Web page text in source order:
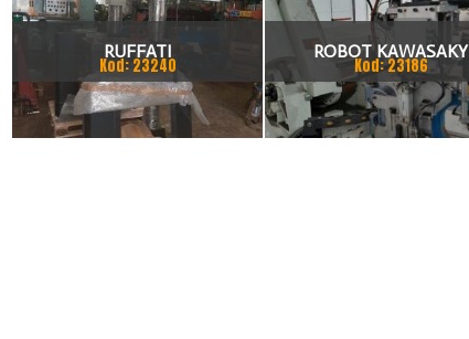
RUFFATI
Kod: 23240
ROBOT KAWASAKY
Kod: 23186